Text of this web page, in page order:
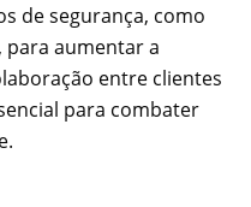
de segurança, como
para aumentar a
entre clientes
para combater